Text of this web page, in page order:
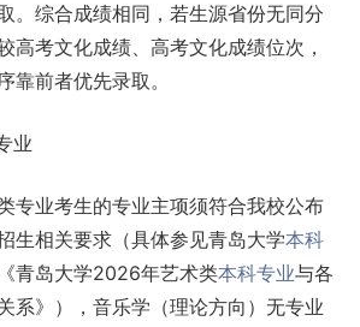
。综合成绩相同，若生源省份无同分
高考文化成绩、高考文化成绩位次，
靠前者优先录取。
业
专业考生的专业主项须符合我校公布
生相关要求（具体参见青岛大学本科
青岛大学2026年艺术类本科专业与各
系》），音乐学（理论方向）无专业